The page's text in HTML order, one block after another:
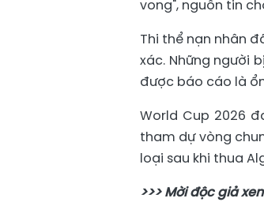
vong", nguồn tin
Thi thể nạn nhân
xác. Những người
được báo cáo là
World Cup 2026
tham dự vòng
loại sau khi thua
>>> Mời độc giả